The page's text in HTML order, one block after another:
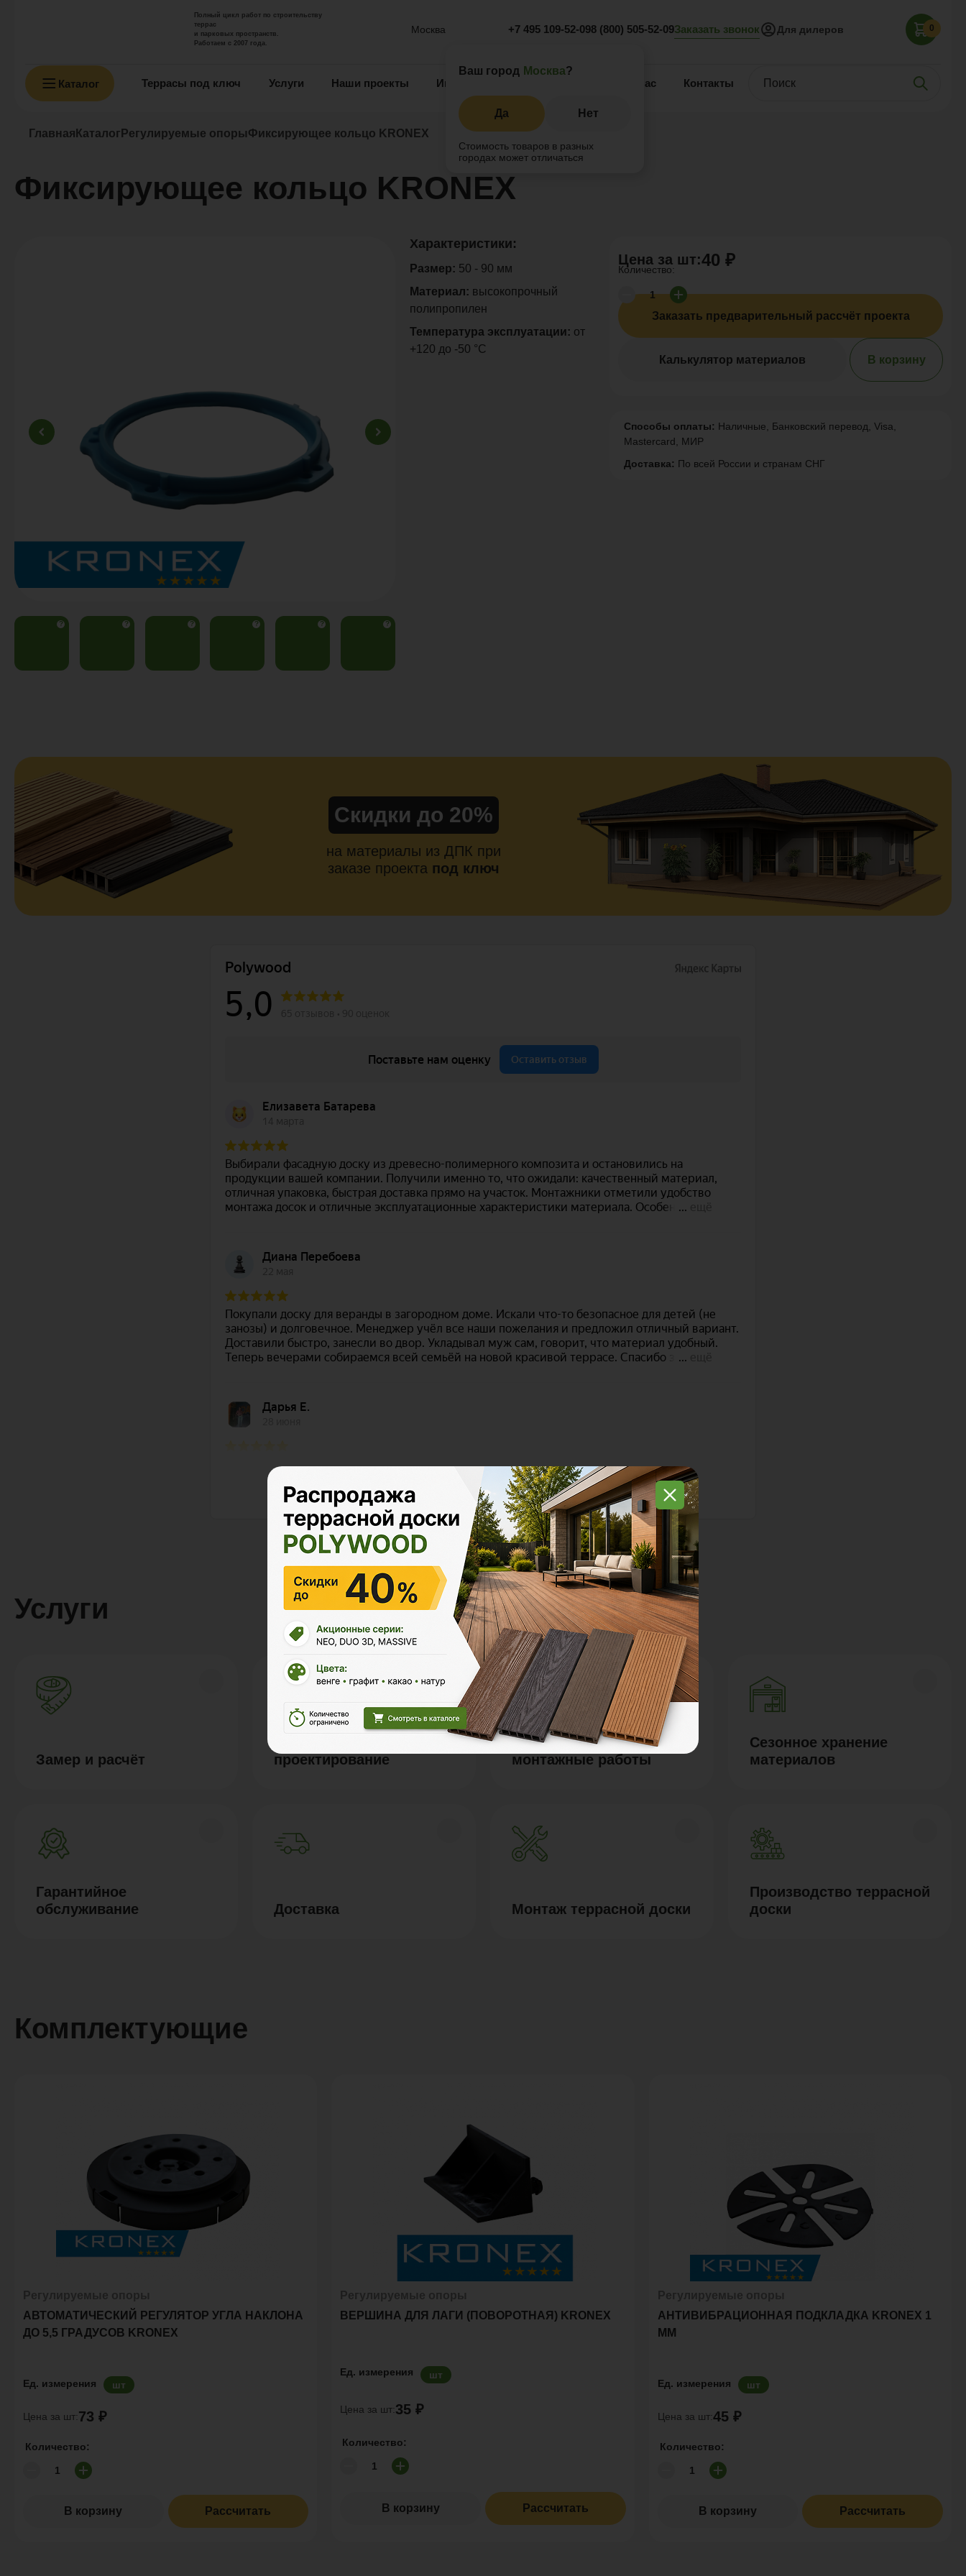
Полный цикл работ по строительству
террас
и парковых пространств.
Работаем с 2007 года.
Москва
Ваш город Москва?
Да Нет
Стоимость товаров в разных
городах может отличаться
+7 495 109-52-098 (800) 505-52-09Заказать звонок Для дилеров 0
Каталог Террасы под ключ Услуги Наши проекты Информация О нас Контакты
Главная Каталог Регулируемые опорыФиксирующее кольцо KRONEX
Фиксирующее кольцо KRONEX
? ? ? ? ? ?
Цена за шт:40 ₽
Количество:
Заказать предварительный рассчёт проекта
Калькулятор материалов В корзину
Способы оплаты: Наличные, Банковский перевод, Visa,
Mastercard, МИР
Доставка: По всей России и странам СНГ
Характеристики:
Размер: 50 - 90 мм
Материал: высокопрочный
полипропилен
Температура эксплуатации: от
+120 до -50 °С
Скидки до 20%
на материалы из ДПК при
заказе проекта под ключ
Polywood на карте Москвы — Яндекс Карты
Услуги
Замер и расчёт
проектирование
Строительные и
монтажные работы
Сезонное хранение
материалов
Гарантийное
обслуживание
Доставка Монтаж террасной доски
Производство террасной
доски
Комплектующие
АВТОМАТИЧЕСКИЙ РЕГУЛЯТОР УГЛА НАКЛОНА
ДО 5,5 ГРАДУСОВ KRONEX
Ед. измерения шт
Цена за шт:73 ₽
Количество:
В корзину Рассчитать
ВЕРШИНА ДЛЯ ЛАГИ (ПОВОРОТНАЯ) KRONEX
Ед. измерения шт
Цена за шт:35 ₽
Количество:
В корзину Рассчитать
АНТИВИБРАЦИОННАЯ ПОДКЛАДКА KRONEX 1
ММ
Ед. измерения шт
Цена за шт:45 ₽
Количество:
В корзину Рассчитать